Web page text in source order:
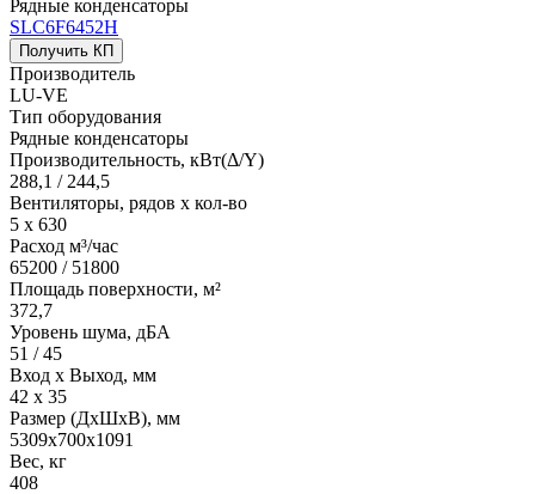
Рядные конденсаторы
SLC6F6452Н
Получить КП
Производитель
LU-VE
Тип оборудования
Рядные конденсаторы
Производительность, кВт(Δ/Y)
288,1 / 244,5
Вентиляторы, рядов х кол-во
5 х 630
Расход м³/час
65200 / 51800
Площадь поверхности, м²
372,7
Уровень шума, дБА
51 / 45
Вход х Выход, мм
42 х 35
Размер (ДхШхВ), мм
5309х700х1091
Вес, кг
408